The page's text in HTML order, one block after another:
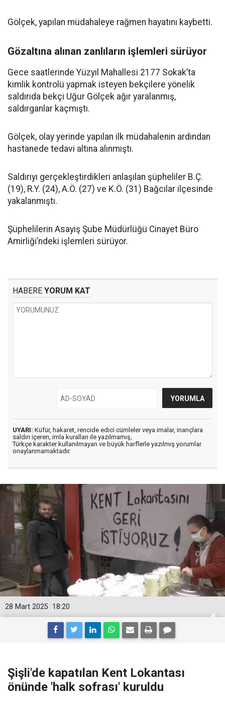
Gölçek, yapılan müdahaleye rağmen hayatını kaybetti.
Gözaltına alınan zanlıların işlemleri sürüyor
Gece saatlerinde Yüzyıl Mahallesi 2177 Sokak’ta
kimlik kontrolü yapmak isteyen bekçilere yönelik
saldırıda bekçi Uğur Gölçek ağır yaralanmış,
saldırganlar kaçmıştı.
Gölçek, olay yerinde yapılan ilk müdahalenin ardından
hastanede tedavi altına alınmıştı.
Saldırıyı gerçekleştirdikleri anlaşılan şüpheliler B.Ç.
(19), R.Y. (24), A.Ö. (27) ve K.Ö. (31) Bağcılar ilçesinde
yakalanmıştı.
Şüphelilerin Asayiş Şube Müdürlüğü Cinayet Büro
Amirliği’ndeki işlemleri sürüyor.
HABERE YORUM KAT
UYARI: Küfür, hakaret, rencide edici cümleler veya imalar, inançlara
saldırı içeren, imla kuralları ile yazılmamış,
Türkçe karakter kullanılmayan ve büyük harflerle yazılmış yorumlar
onaylanmamaktadır.
18:20
28 Mart 2025
Şişli'de kapatılan Kent Lokantası
önünde 'halk sofrası' kuruldu